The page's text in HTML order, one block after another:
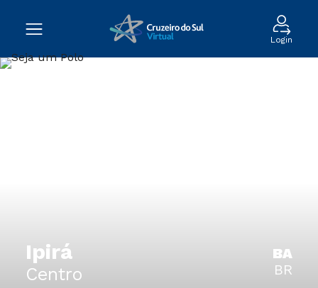
Login
Ipirá
Centro
BA
BR